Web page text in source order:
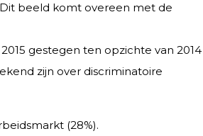
beeld komt overeen met de
gestegen ten opzichte van 2014
zijn over discriminatoire
(28%).